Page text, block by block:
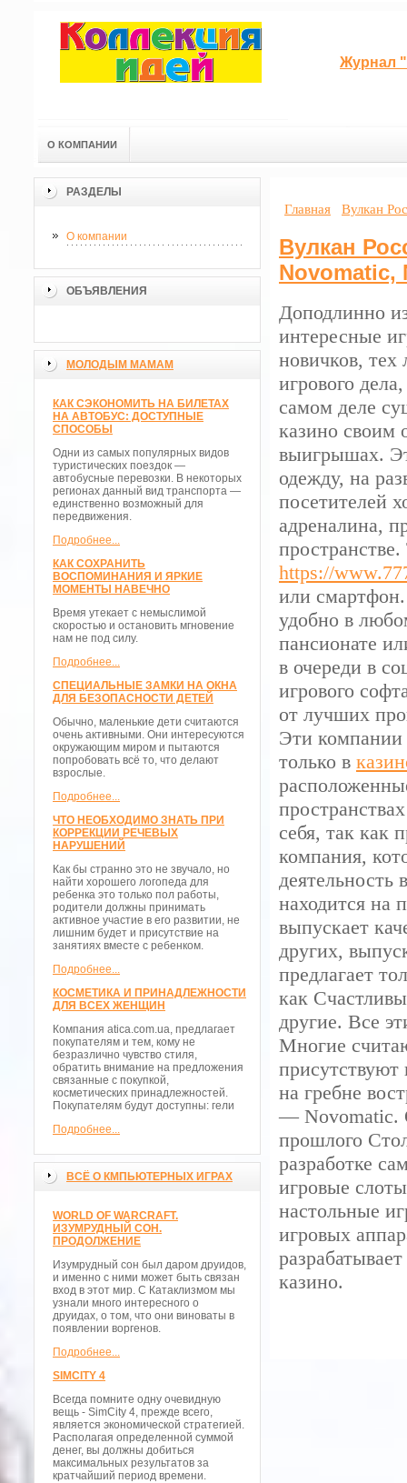
Журнал
О КОМПАНИИ
РАЗДЕЛЫ
О компании
ОБЪЯВЛЕНИЯ
МОЛОДЫМ МАМАМ
КАК СЭКОНОМИТЬ НА БИЛЕТАХ
НА АВТОБУС: ДОСТУПНЫЕ
СПОСОБЫ
Одни из самых популярных видов
туристических поездок —
автобусные перевозки. В некоторых
регионах данный вид транспорта —
единственно возможный для
передвижения.
Подробнее...
КАК СОХРАНИТЬ
ВОСПОМИНАНИЯ И ЯРКИЕ
МОМЕНТЫ НАВЕЧНО
Время утекает с немыслимой
скоростью и остановить мгновение
нам не под силу.
Подробнее...
СПЕЦИАЛЬНЫЕ ЗАМКИ НА ОКНА
ДЛЯ БЕЗОПАСНОСТИ ДЕТЕЙ
Обычно, маленькие дети считаются
очень активными. Они интересуются
окружающим миром и пытаются
попробовать всё то, что делают
взрослые.
Подробнее...
ЧТО НЕОБХОДИМО ЗНАТЬ ПРИ
КОРРЕКЦИИ РЕЧЕВЫХ
НАРУШЕНИЙ
Как бы странно это не звучало, но
найти хорошего логопеда для
ребенка это только пол работы,
родители должны принимать
активное участие в его развитии, не
лишним будет и присутствие на
занятиях вместе с ребенком.
Подробнее...
КОСМЕТИКА И ПРИНАДЛЕЖНОСТИ
ДЛЯ ВСЕХ ЖЕНЩИН
Компания atica.com.ua, предлагает
покупателям и тем, кому не
безразлично чувство стиля,
обратить внимание на предложения
связанные с покупкой,
косметических принадлежностей.
Покупателям будут доступны: гели
Подробнее...
ВСЁ О КМПЬЮТЕРНЫХ ИГРАХ
WORLD OF WARCRAFT.
ИЗУМРУДНЫЙ СОН.
ПРОДОЛЖЕНИЕ
Изумрудный сон был даром друидов,
и именно с ними может быть связан
вход в этот мир. С Катаклизмом мы
узнали много интересного о
друидах, о том, что они виноваты в
появлении воргенов.
Подробнее...
SIMCITY 4
Всегда помните одну очевидную
вещь - SimCity 4, прежде всего,
является экономической стратегией.
Располагая определенной суммой
денег, вы должны добиться
максимальных результатов за
кратчайший период времени.
Главная Вулкан
Вулкан
Novomatic,
Доподлинно
интересные
новичков, тех
игрового
самом деле
казино своим
выигрышах.
одежду, на
посетителей
адреналина,
https://
или
удобно в
пансионате
в очереди в
игрового
от лучших
Эти компании
только в
себя, так как
компания,
деятельность
находится на
выпускает
других,
предлагает
как
другие. Все
Многие
на гребне
— Novomatic.
прошлого
разработке
игровые
настольные
игровых
казино.